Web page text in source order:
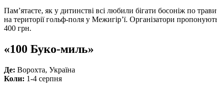
Пам’ятаєте, як у дитинстві всі любили бігати босоніж по
на території гольф-поля у Межигір’ї. Організатори
400 грн.
«100 Буко-миль»
Де: Ворохта, Україна
Коли: 1-4 серпня